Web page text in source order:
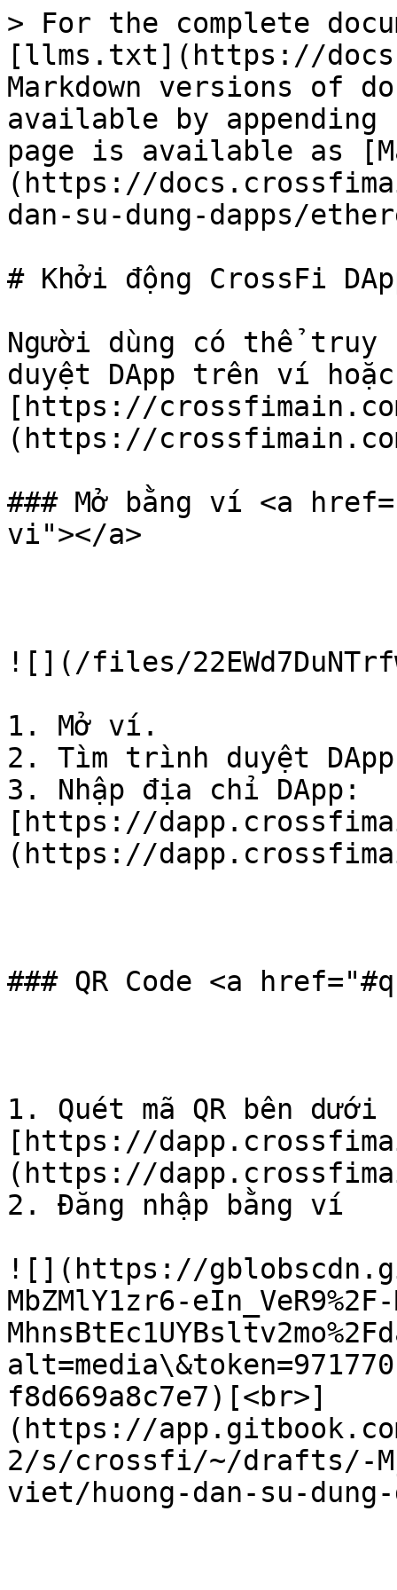
> For the complete
[llms.txt](https://
Markdown versions of
available by
page is available as
(https://
dan-su-dung-dapps/
# Khởi động CrossFi
Người dùng có thể truy
duyệt DApp trên ví
[https://
(https://
### Mở bằng ví <a
vi"></a>
![](/files/
1. Mở ví.
2. Tìm trình duyệt
3. Nhập địa chỉ DApp:
[https://
(https://
### QR Code <a
1. Quét mã QR bên dưới
[https://
(https://
2. Đăng nhập bằng ví
![](https://
MbZMlY1zr6-eIn_VeR9%2F-
f8d669a8c7e7)[<br>]
(https://
2/s/crossfi/~/drafts/-